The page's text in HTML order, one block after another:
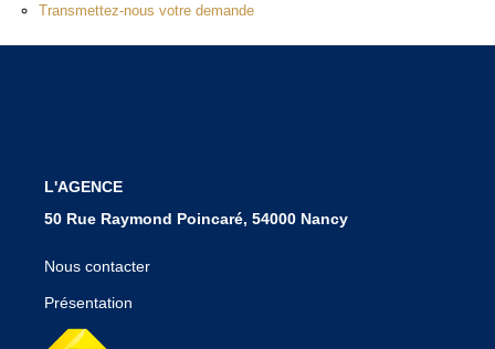
EN
Transmettez-nous votre demande
L'AGENCE
50 Rue Raymond Poincaré, 54000 Nancy
Nous contacter
Présentation